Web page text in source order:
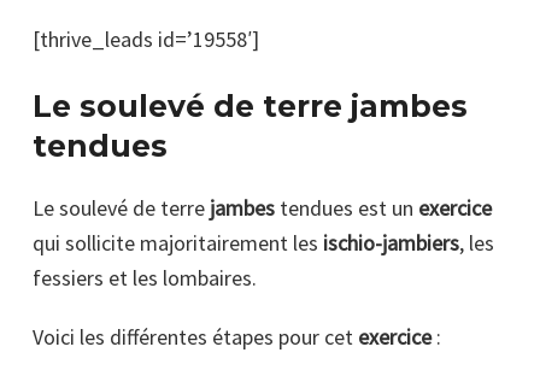
[thrive_leads id=’19558′]
Le soulevé de terre jambes
tendues
Le soulevé de terre jambes tendues est un exercice
qui sollicite majoritairement les ischio-jambiers, les
fessiers et les lombaires.
Voici les différentes étapes pour cet exercice: